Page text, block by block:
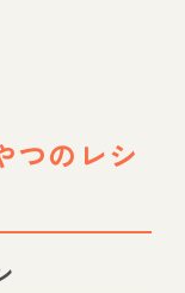
つのレシ